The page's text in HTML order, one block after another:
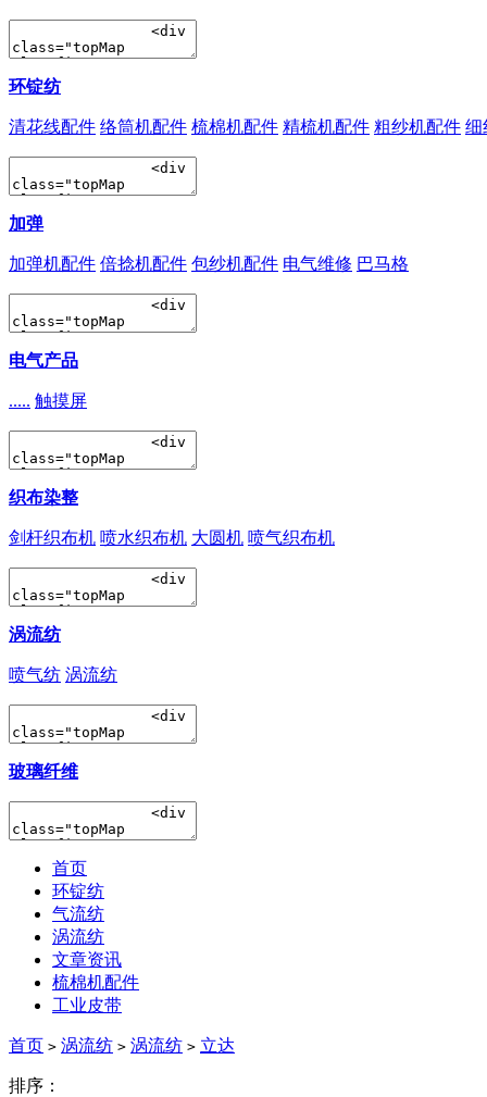
环锭纺
清花线配件 络筒机配件 梳棉机配件 精梳机配件 粗纱机配件 细
加弹
加弹机配件 倍捻机配件 包纱机配件 电气维修 巴马格
电气产品
..... 触摸屏
织布染整
剑杆织布机 喷水织布机 大圆机 喷气织布机
涡流纺
喷气纺 涡流纺
玻璃纤维
首页
环锭纺
气流纺
涡流纺
文章资讯
梳棉机配件
工业皮带
首页 > 涡流纺 > 涡流纺 > 立达
排序：